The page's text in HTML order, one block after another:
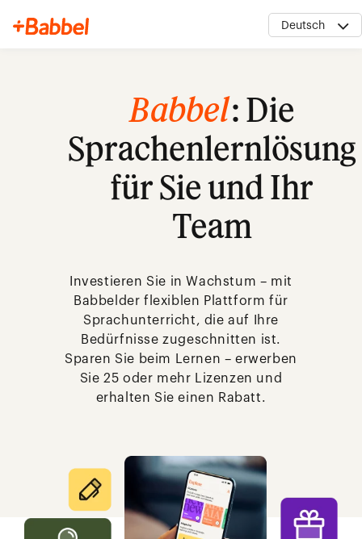
Deutsch
My Account
Babbel: Die
Sprachenlernlösung
für Sie und Ihr
Team
Investieren Sie in Wachstum – mit
Babbelder flexiblen Plattform für
Sprachunterricht, die auf Ihre
Bedürfnisse zugeschnitten ist.
Sparen Sie beim Lernen – erwerben
Sie 25 oder mehr Lizenzen und
erhalten Sie einen Rabatt.